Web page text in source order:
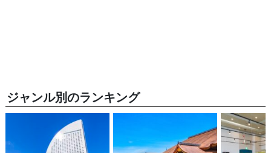
ジャンル別のランキング